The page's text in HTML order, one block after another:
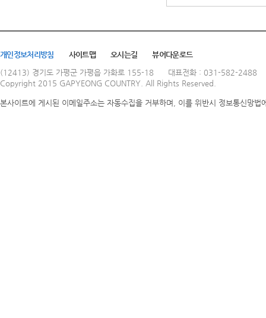
개인정보처리방침 사이트맵 오시는길
뷰어다운로드
(12413) 경기도 가평군 가평읍 가화로 155-18
대표전화 : 031-582-2488
Copyright 2015 GAPYEONG COUNTRY. All Rights Reserved.
본사이트에 게시된 이메일주소는 자동수집을 거부하며, 이를 위반시 정보통신망법